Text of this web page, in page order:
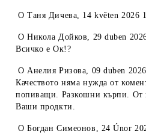
OТаня Дичева, 14 květen 2026
OНикола Дойков, 29 duben
Всичко е Ок!?
OАнелия Ризова, 09 duben
Качеството няма нужда от
попиващи. Разкошни кърпи. От
Ваши продкти.
OБогдан Симеонов , 24 Únor